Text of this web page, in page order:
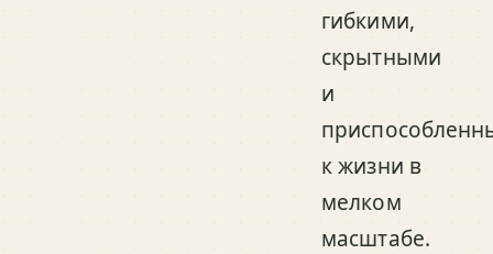
гибкими,
скрытными
и
к жизни в
мелком
масштабе.